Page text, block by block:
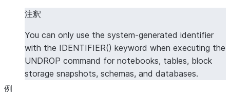
注釈
You can only use the system-generated identifier
with the IDENTIFIER() keyword when executing the
UNDROP command for notebooks, tables, block
storage snapshots, schemas, and databases.
例